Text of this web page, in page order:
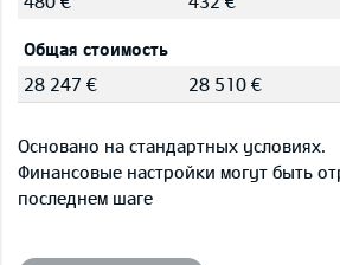
Общая стоимость
28 247 €
28 510 €
Основано на стандартных условиях.
Финансовые настройки могут быть
последнем шаге